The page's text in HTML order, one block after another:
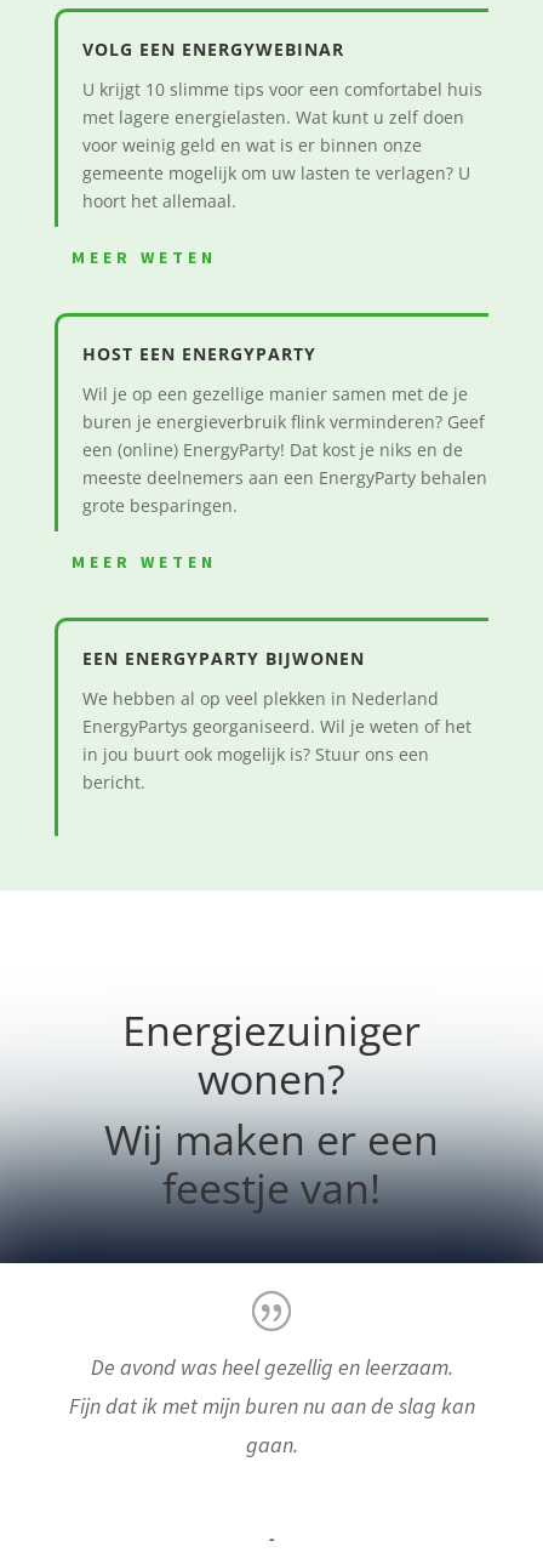
VOLG EEN ENERGYWEBINAR
U krijgt 10 slimme tips voor een comfortabel huis
met lagere energielasten. Wat kunt u zelf doen
voor weinig geld en wat is er binnen onze
gemeente mogelijk om uw lasten te verlagen? U
hoort het allemaal.
MEER WETEN
HOST EEN ENERGYPARTY
Wil je op een gezellige manier samen met de je
buren je energieverbruik flink verminderen? Geef
een (online) EnergyParty! Dat kost je niks en de
meeste deelnemers aan een EnergyParty behalen
grote besparingen.
MEER WETEN
EEN ENERGYPARTY BIJWONEN
We hebben al op veel plekken in Nederland
EnergyPartys georganiseerd. Wil je weten of het
in jou buurt ook mogelijk is? Stuur ons een
bericht.
Energiezuiniger
wonen?
Wij maken er een
feestje van!
De avond was heel gezellig en leerzaam.
Fijn dat ik met mijn buren nu aan de slag kan
gaan.
-